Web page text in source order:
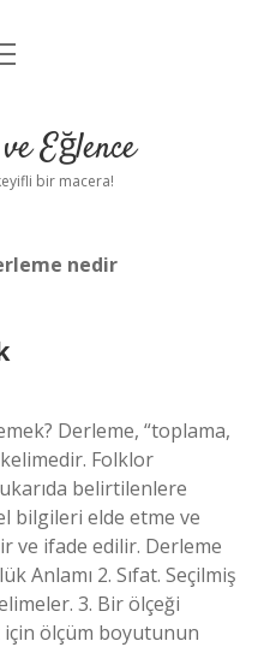
Eğlence
bir macera!
nedir
Derleme, “toplama,
Folklor
belirtilenlere
bilgileri elde etme ve
ve ifade edilir. Derleme
Anlamı 2. Sıfat. Seçilmiş
3. Bir ölçeği
için ölçüm boyutunun